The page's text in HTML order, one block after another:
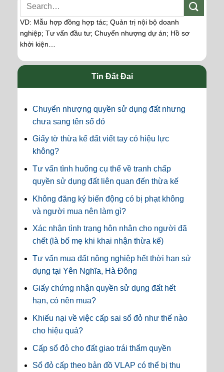
VD: Mẫu hợp đồng hợp tác; Quản trị nội bộ doanh
nghiệp; Tư vấn đầu tư; Chuyển nhượng dự án; Hồ sơ
khởi kiện…
Tin Đất Đai
Chuyển nhượng quyền sử dụng đất nhưng
chưa sang tên sổ đỏ
Giấy tờ thừa kế đất viết tay có hiệu lực
không?
Tư vấn tình huống cụ thể về tranh chấp
quyền sử dụng đất liên quan đến thừa kế
Không đăng ký biến động có bị phạt không
và người mua nên làm gì?
Xác nhận tình trạng hôn nhân cho người đã
chết (là bố mẹ khi khai nhận thừa kế)
Tư vấn mua đất nông nghiệp hết thời hạn sử
dụng tại Yên Nghĩa, Hà Đông
Giấy chứng nhận quyền sử dụng đất hết
hạn, có nên mua?
Khiếu nại về việc cấp sai sổ đỏ như thế nào
cho hiệu quả?
Cấp sổ đỏ cho đất giao trái thẩm quyền
Sổ đỏ cấp theo bản đồ VLAP có thể bị thu